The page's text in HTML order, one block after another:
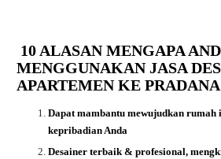
10 ALASAN MENGAPA
MENGGUNAKAN JASA
APARTEMEN KE
Dapat mambantu mewujudkan rumah
kepribadian Anda
Desainer terbaik & profesional,